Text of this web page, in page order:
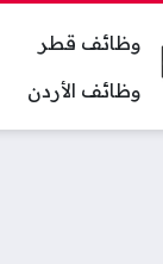
وظائف قطر
وظائف الأردن